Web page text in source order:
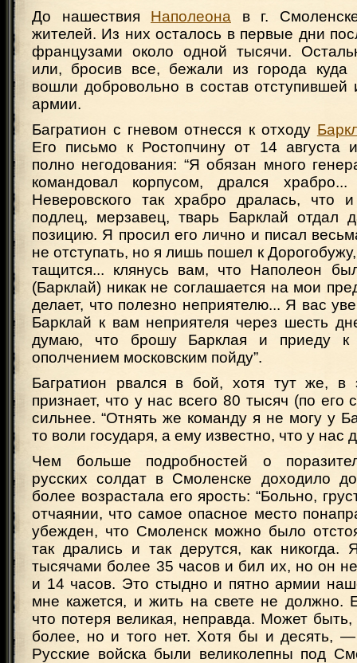
До нашествия Наполеона в г.
жителей. Из них осталось в первые дни
французами около одной тысячи.
или, бросив все, бежали из города куда
вошли добровольно в состав отступившей
армии.
Багратион с гневом отнесся к отходу
Его письмо к Ростопчину от 14 августа
полно негодования: “Я обязан много
командовал корпусом, дрался храбро...
Неверовского так храбро дралась, что
подлец, мерзавец, тварь Барклай отдал
позицию. Я просил его лично и писал
не отступать, но я лишь пошел к
тащится... клянусь вам, что Наполеон
(Барклай) никак не соглашается на мои
делает, что полезно неприятелю... Я вас
Барклай к вам неприятеля через шесть
думаю, что брошу Барклая и приеду
ополчением московским пойду”.
Багратион рвался в бой, хотя тут же, в
признает, что у нас всего 80 тысяч (по его
сильнее. “Отнять же команду я не могу у
то воли государя, а ему известно, что у нас
Чем больше подробностей о
русских солдат в Смоленске доходило
более возрастала его ярость: “Больно,
отчаянии, что самое опасное место
убежден, что Смоленск можно было
так дрались и так дерутся, как
тысячами более 35 часов и бил их, но он не
и 14 часов. Это стыдно и пятно армии
мне кажется, и жить на свете не должно.
что потеря великая, неправда. Может
более, но и того нет. Хотя бы и десять, —
Русские войска были великолепны под